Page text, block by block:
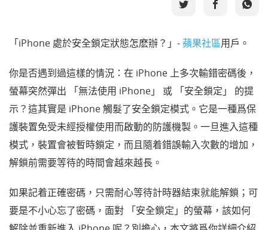
「iPhone 處於安全鎖定狀態怎麽辦？」-蘋果社區用戶。
你是否遇到過這樣的情況：在 iPhone 上多次輸錯密碼後，
螢幕突然彈出 「無法使用 iPhone」 或 「安全鎖定」 的提
示？這其實是 iPhone 觸髮了安全鎖定模式。它是一種爲保
護裝置免受未經授權使用而啟動的防護機製。一旦進入這種
模式，裝置會被暫時鎖定，而且隨着錯誤輸入次數的增加，
解鎖前需要等待的時間會越來越長。​
如果記着正確密碼，只需耐心等待計時器結束就能解鎖；可
要是不小心忘了密碼，面對 「安全鎖定」的螢幕，該如何